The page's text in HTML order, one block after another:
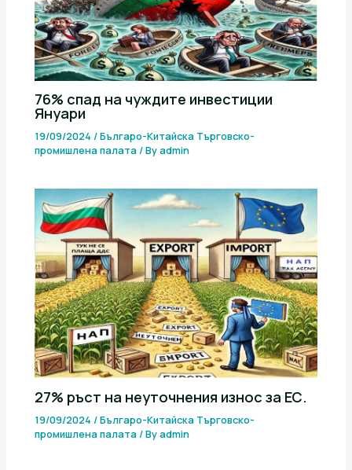
76% спад на чуждите инвестиции
Януари
19/09/2024/Българо-Китайска Търговско-
промишлена палaта/ Byadmin
27% ръст на неуточнения износ за ЕС.
19/09/2024/Българо-Китайска Търговско-
промишлена палaта/ Byadmin